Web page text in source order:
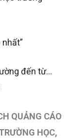
đến từ…
QUẢNG CÁO
HỌC,